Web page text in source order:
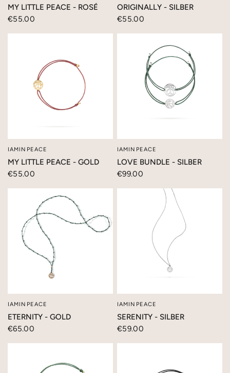
MY LITTLE PEACE - ROSÉ
€55.00
ORIGINALLY - SILBER
€55.00
SCHNELLANSICHT
IAMINPEACE
MY LITTLE PEACE - GOLD
€55.00
SCHNELLANSICHT
IAMINPEACE
LOVE BUNDLE - SILBER
€99.00
SCHNELLANSICHT
IAMINPEACE
ETERNITY - GOLD
€65.00
SCHNELLANSICHT
IAMINPEACE
SERENITY - SILBER
€59.00